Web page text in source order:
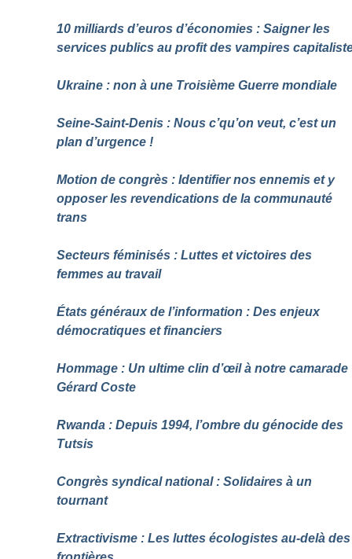
10 milliards d’euros d’économies : Saigner les
services publics au profit des vampires
Ukraine : non à une Troisième Guerre mondiale
Seine-Saint-Denis : Nous c’qu’on veut, c’est un
plan d’urgence !
Motion de congrès : Identifier nos ennemis et y
opposer les revendications de la communauté
trans
Secteurs féminisés : Luttes et victoires des
femmes au travail
États généraux de l’information : Des enjeux
démocratiques et financiers
Hommage : Un ultime clin d’œil à notre camarade
Gérard Coste
Rwanda : Depuis 1994, l’ombre du génocide des
Tutsis
Congrès syndical national : Solidaires à un
tournant
Extractivisme : Les luttes écologistes au-delà des